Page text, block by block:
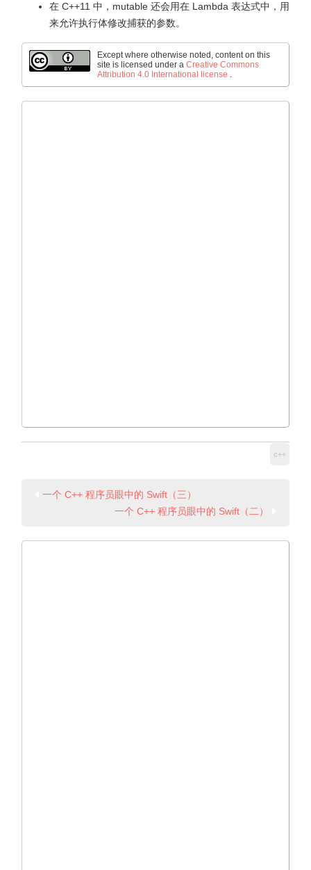
在 C++11 中，mutable 还会用在 Lambda 表达式中，用
来允许执行体修改捕获的参数。
Except where otherwise noted, content on this
site is licensed under a Creative Commons
Attribution 4.0 International license .
c++
一个 C++ 程序员眼中的 Swift（三）
一个 C++ 程序员眼中的 Swift（二）